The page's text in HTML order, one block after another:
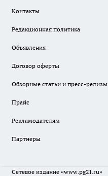
Контакты
Редакционная политика
Объявления
Договор оферты
Обзорные статьи и пресс-релизы
Прайс
Рекламодателям
Партнеры
Сетевое издание «www.pg21.ru»